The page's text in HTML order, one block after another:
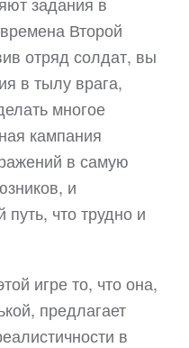
Второй
отряд солдат, вы
в тылу врага,
многое
кампания
в самую
и
путь, что трудно и
игре то, что она,
предлагает
в